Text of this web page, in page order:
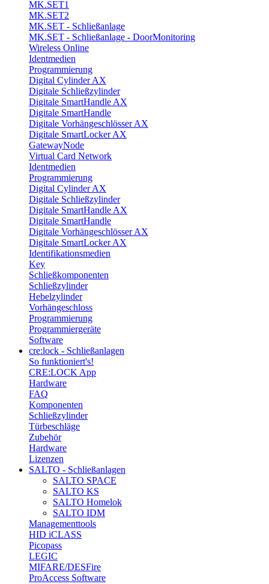
MK.SET1
MK.SET2
MK.SET - Schließanlage
MK.SET - Schließanlage - DoorMonitoring
Wireless Online
Identmedien
Programmierung
Digital Cylinder AX
Digitale Schließzylinder
Digitale SmartHandle AX
Digitale SmartHandle
Digitale Vorhängeschlösser AX
Digitale SmartLocker AX
GatewayNode
Virtual Card Network
Identmedien
Programmierung
Digital Cylinder AX
Digitale Schließzylinder
Digitale SmartHandle AX
Digitale SmartHandle
Digitale Vorhängeschlösser AX
Digitale SmartLocker AX
Identifikationsmedien
Key
Schließkomponenten
Schließzylinder
Hebelzylinder
Vorhängeschloss
Programmierung
Programmiergeräte
Software
cre:lock - Schließanlagen
So funktioniert's!
CRE:LOCK App
Hardware
FAQ
Komponenten
Schließzylinder
Türbeschläge
Zubehör
Hardware
Lizenzen
SALTO - Schließanlagen
SALTO SPACE
SALTO KS
SALTO Homelok
SALTO IDM
Managementtools
HID iCLASS
Picopass
LEGIC
MIFARE/DESFire
ProAccess Software